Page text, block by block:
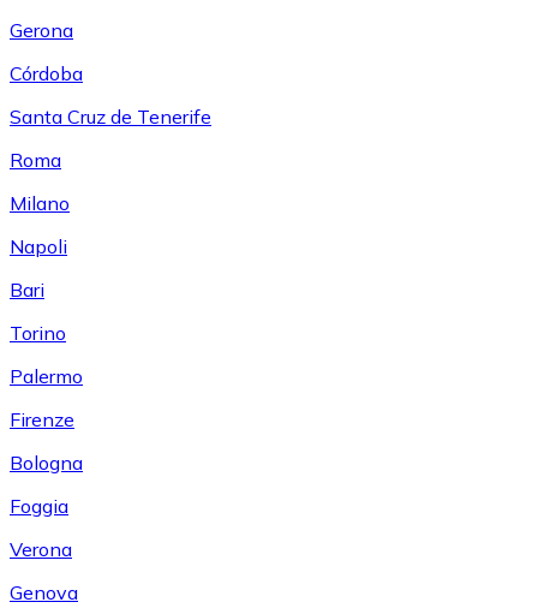
Gerona
Córdoba
Santa Cruz de Tenerife
Roma
Milano
Napoli
Bari
Torino
Palermo
Firenze
Bologna
Foggia
Verona
Genova